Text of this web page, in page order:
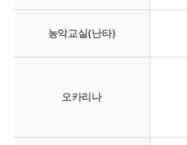
농악교실(난타)
오카리나